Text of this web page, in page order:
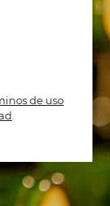
de uso